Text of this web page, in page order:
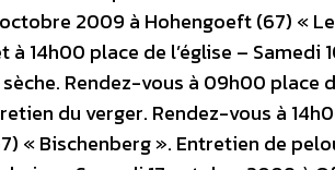
2009 à Hohengoeft (67) «
14h00 place de l’église – Samedi
Rendez-vous à 09h00 place
du verger. Rendez-vous à
« Bischenberg ». Entretien de